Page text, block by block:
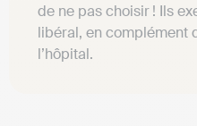
de ne pas choisir ! Ils
libéral, en complément
l’hôpital.